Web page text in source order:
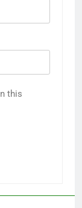
this